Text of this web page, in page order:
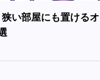
い部屋にも置ける